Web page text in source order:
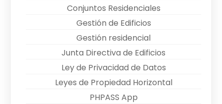
Conjuntos Residenciales
Gestión de Edificios
Gestión residencial
Junta Directiva de Edificios
Ley de Privacidad de Datos
Leyes de Propiedad Horizontal
PHPASS App